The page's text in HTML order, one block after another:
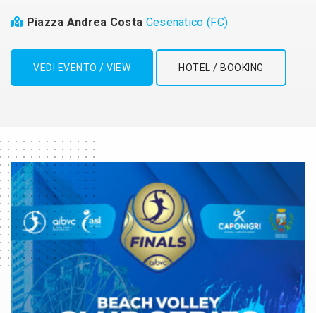
Piazza Andrea Costa Cesenatico (FC)
VEDI EVENTO / VIEW HOTEL / BOOKING